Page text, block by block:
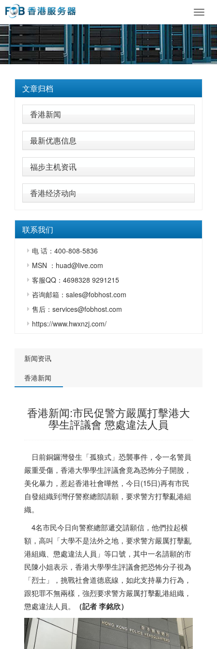
文章归档
香港新闻
最新优惠信息
福步主机资讯
香港经济动向
联系我们
电 话：400-808-5836
MSN ：huad@live.com
客服QQ：4698328 9291215
咨询邮箱：sales@fobhost.com
售后：services@fobhost.com
https://www.hwxnzj.com/
新闻资讯
香港新闻
香港新闻:市民促警方嚴厲打擊港大
學生評議會 懲處違法人員
日前銅鑼灣發生「孤狼式」恐襲事件，令一名警員
嚴重受傷， 香港大學學生評議會竟為恐怖分子開脫，
美化暴力，惹起香港社會嘩然，今日(15日)再有市民
自發組織到灣仔警察總部請願，要求警方打擊亂港組
織。
4名市民今日向警察總部遞交請願信，他們拉起横
額，高叫「大學不是法外之地，要求警方嚴厲打擊亂
港組織、懲處違法人員」等口號，其中一名請願的市
民陳小姐表示， 香港大學學生評議會把恐怖分子視為
「烈士」，挑戰社會道德底線，如此支持暴力行為，
跟犯罪不無兩樣，強烈要求警方嚴厲打擊亂港組織，
懲處違法人員。
（記者 李銘欣）